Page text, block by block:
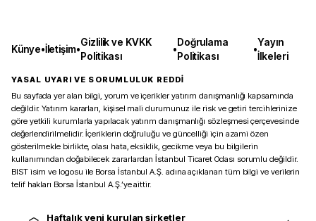
Künye•İletişim•
Gizlilik ve KVKK
Politikası
•
Doğrulama
Politikası
•
Yayın
İlkeleri
YASAL UYARI VE SORUMLULUK REDDİ
Bu sayfada yer alan bilgi, yorum ve içerikler yatırım danışmanlığı kapsamında
değildir. Yatırım kararları, kişisel mali durumunuz ile risk ve getiri tercihlerinize
göre yetkili kurumlarla yapılacak yatırım danışmanlığı sözleşmesi çerçevesinde
değerlendirilmelidir. İçeriklerin doğruluğu ve güncelliği için azami özen
gösterilmekle birlikte, olası hata, eksiklik, gecikme veya bu bilgilerin
kullanımından doğabilecek zararlardan İstanbul Ticaret Odası sorumlu değildir.
BIST isim ve logosu ile Borsa İstanbul A.Ş. adına açıklanan tüm bilgi ve verilerin
telif hakları Borsa İstanbul A.Ş.’ye aittir.
Haftalık yeni kurulan şirketler